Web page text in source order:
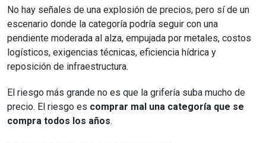
No hay señales de una explosión de precios, pero sí de un
escenario donde la categoría podría seguir con una
pendiente moderada al alza, empujada por metales, costos
logísticos, exigencias técnicas, eficiencia hídrica y
reposición de infraestructura.
El riesgo más grande no es que la grifería suba mucho de
precio. El riesgo es comprar mal una categoría que se
compra todos los años.